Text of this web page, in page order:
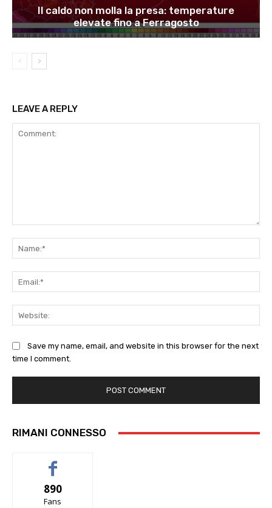
Il caldo non molla la presa: temperature
elevate fino a Ferragosto
LEAVE A REPLY
Save my name, email, and website in this browser for the next
time I comment.
RIMANI CONNESSO
890
Fans